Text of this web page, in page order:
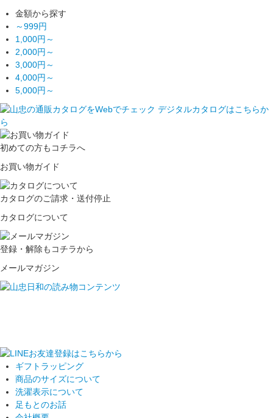
金額から探す
～999円
1,000円～
2,000円～
3,000円～
4,000円～
5,000円～
初めての方もコチラへ
お買い物ガイド
カタログのご請求・送付停止
カタログについて
登録・解除もコチラから
メールマガジン
ギフトラッピング
商品のサイズについて
洗濯表示について
足もとのお話